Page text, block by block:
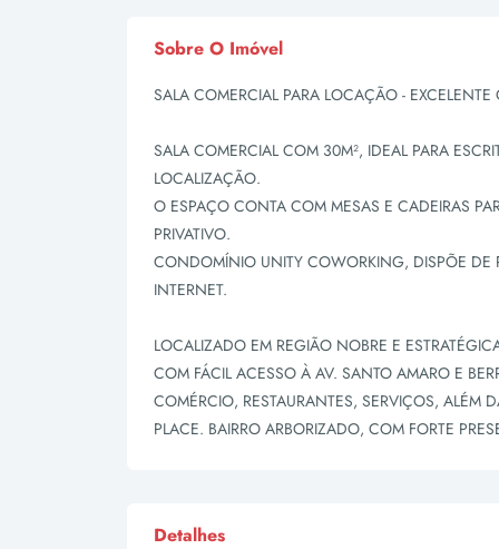
Sobre O Imóvel
SALA COMERCIAL PARA LOCAÇÃO -
SALA COMERCIAL COM 30M², IDEAL PARA
LOCALIZAÇÃO.
O ESPAÇO CONTA COM MESAS E CADEIRAS
PRIVATIVO.
CONDOMÍNIO UNITY COWORKING, DISPÕE DE
INTERNET.
LOCALIZADO EM REGIÃO NOBRE E
COM FÁCIL ACESSO À AV. SANTO AMARO E
COMÉRCIO, RESTAURANTES, SERVIÇOS, ALÉM
PLACE. BAIRRO ARBORIZADO, COM FORTE
Detalhes